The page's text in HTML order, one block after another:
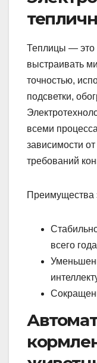
Теплицы — это
выстраивать
точностью,
подсветки,
всеми
зависимости
требований
Преимущества
всего года